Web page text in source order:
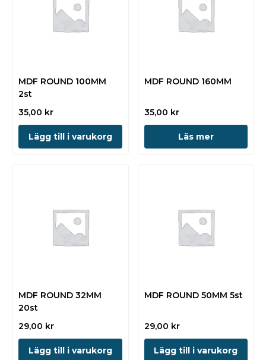
MDF ROUND 100MM
2st
35,00 kr
Lägg till i varukorg
MDF ROUND 160MM
35,00 kr
Läs mer
MDF ROUND 32MM
20st
29,00 kr
Lägg till i varukorg
MDF ROUND 50MM 5st
29,00 kr
Lägg till i varukorg